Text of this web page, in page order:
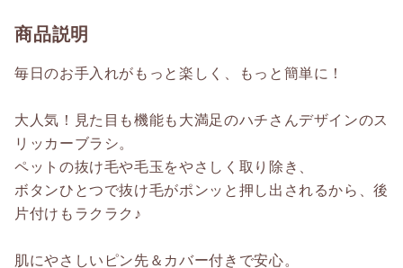
商品説明
毎日のお手入れがもっと楽しく、もっと簡単に！
大人気！見た目も機能も大満足のハチさんデザインのス
リッカーブラシ。
ペットの抜け毛や毛玉をやさしく取り除き、
ボタンひとつで抜け毛がポンッと押し出されるから、後
片付けもラクラク♪
肌にやさしいピン先＆カバー付きで安心。